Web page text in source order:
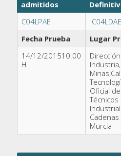
admitidos
C04LPAE
C04LDAE
Fecha Prueba
Lugar
14/12/201510:00
H
Oficial
Técnicos
Cadenas
Murcia